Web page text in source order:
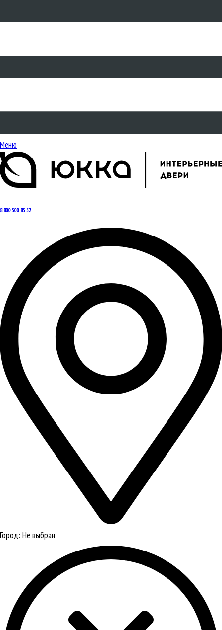
Меню
8 800 500 85 52
Город: Не выбран